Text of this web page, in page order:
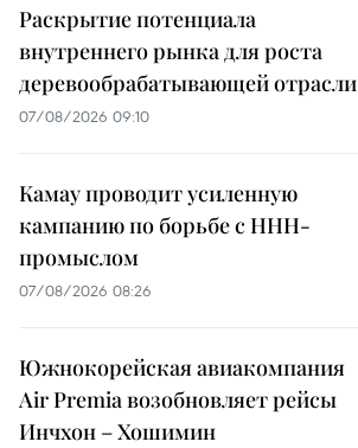
Раскрытие потенциала
внутреннего рынка для роста
деревообрабатывающей отрасли
07/08/2026 09:10
Камау проводит усиленную
кампанию по борьбе с ННН-
промыслом
07/08/2026 08:26
Южнокорейская авиакомпания
Air Premia возобновляет рейсы
Инчхон – Хошимин